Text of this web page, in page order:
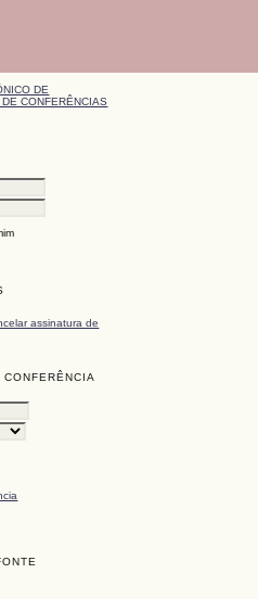
DE
CONFERÊNCIAS
assinatura de